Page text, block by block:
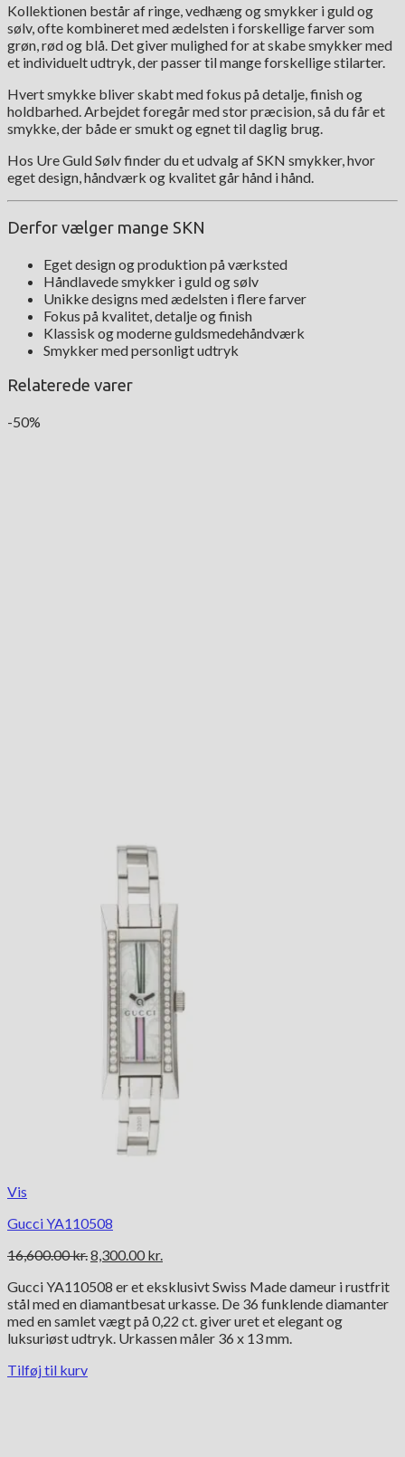
Kollektionen består af ringe, vedhæng og smykker i guld og
sølv, ofte kombineret med ædelsten i forskellige farver som
grøn, rød og blå. Det giver mulighed for at skabe smykker med
et individuelt udtryk, der passer til mange forskellige stilarter.
Hvert smykke bliver skabt med fokus på detalje, finish og
holdbarhed. Arbejdet foregår med stor præcision, så du får et
smykke, der både er smukt og egnet til daglig brug.
Hos Ure Guld Sølv finder du et udvalg af SKN smykker, hvor
eget design, håndværk og kvalitet går hånd i hånd.
Derfor vælger mange SKN
Eget design og produktion på værksted
Håndlavede smykker i guld og sølv
Unikke designs med ædelsten i flere farver
Fokus på kvalitet, detalje og finish
Klassisk og moderne guldsmedehåndværk
Smykker med personligt udtryk
Relaterede varer
-50%
Vis
Gucci YA110508
16,600.00kr.Den
pris
var:
16,600.00 kr..
8,300.00 kr.
pris
er:
8,300.00 kr..
Gucci YA110508 er et eksklusivt Swiss Made dameur i rustfrit
stål med en diamantbesat urkasse. De 36 funklende diamanter
med en samlet vægt på 0,22 ct. giver uret et elegant og
luksuriøst udtryk. Urkassen måler 36 x 13 mm.
Tilføj til kurv